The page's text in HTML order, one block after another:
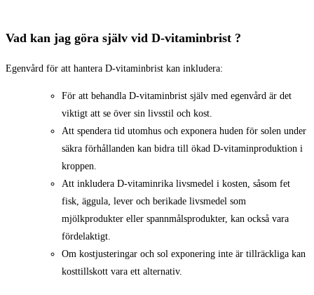
Vad kan jag göra själv vid D-vitaminbrist ?
Egenvård för att hantera D-vitaminbrist kan inkludera:
För att behandla D-vitaminbrist själv med egenvård är det
viktigt att se över sin livsstil och kost.
Att spendera tid utomhus och exponera huden för solen under
säkra förhållanden kan bidra till ökad D-vitaminproduktion i
kroppen.
Att inkludera D-vitaminrika livsmedel i kosten, såsom fet
fisk, äggula, lever och berikade livsmedel som
mjölkprodukter eller spannmålsprodukter, kan också vara
fördelaktigt.
Om kostjusteringar och sol exponering inte är tillräckliga kan
kosttillskott vara ett alternativ.